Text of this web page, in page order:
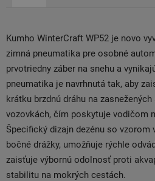
Kumho WinterCraft WP52 je novo
zimná pneumatika pre osobné
prvotriedny záber na snehu a
pneumatika je navrhnutá tak, aby
krátku brzdnú dráhu na
vozovkách, čím poskytuje vodičom
Špecifický dizajn dezénu so vzorom
bočné drážky, umožňuje rýchle
zaisťuje výbornú odolnosť proti
stabilitu na mokrých cestách.